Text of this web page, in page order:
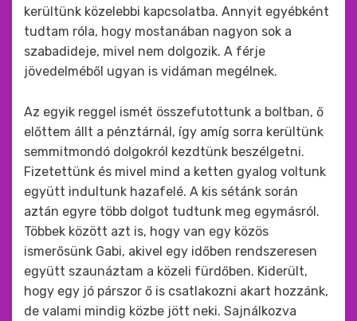
kerültünk közelebbi kapcsolatba. Annyit egyébként
tudtam róla, hogy mostanában nagyon sok a
szabadideje, mivel nem dolgozik. A férje
jövedelméből ugyan is vidáman megélnek.
Az egyik reggel ismét összefutottunk a boltban, ő
előttem állt a pénztárnál, így amíg sorra kerültünk
semmitmondó dolgokról kezdtünk beszélgetni.
Fizetettünk és mivel mind a ketten gyalog voltunk
együtt indultunk hazafelé. A kis sétánk során
aztán egyre több dolgot tudtunk meg egymásról.
Többek között azt is, hogy van egy közös
ismerősünk Gabi, akivel egy időben rendszeresen
együtt szaunáztam a közeli fürdőben. Kiderült,
hogy egy jó párszor ő is csatlakozni akart hozzánk,
de valami mindig közbe jött neki. Sajnálkozva